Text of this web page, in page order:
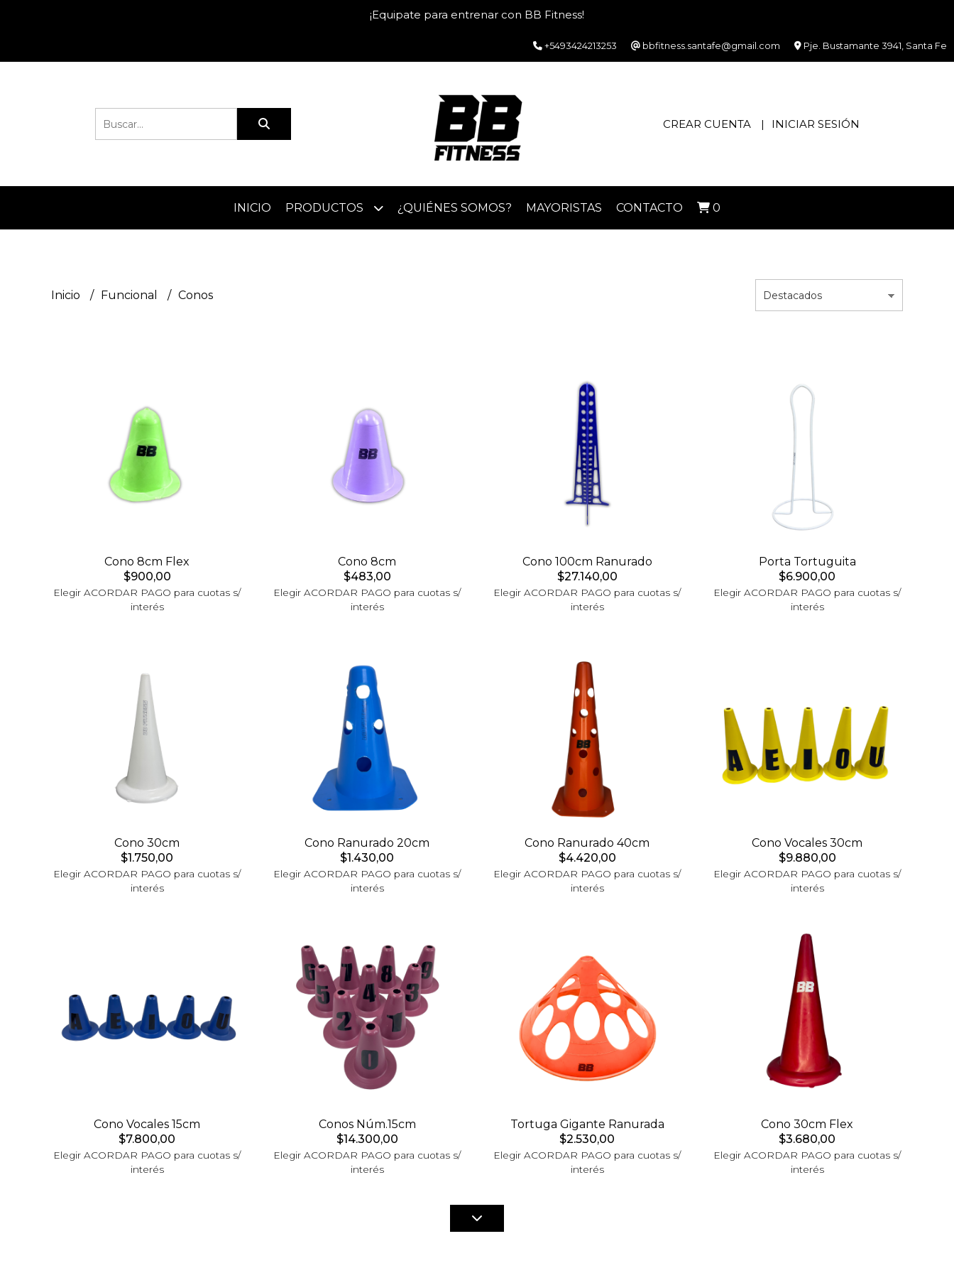
¡Equipate para entrenar con BB Fitness!
+5493424213253 bbfitness.santafe@gmail.com Pje. Bustamante 3941, Santa Fe
CREAR CUENTA INICIAR SESIÓN
INICIO PRODUCTOS ¿QUIÉNES SOMOS? MAYORISTAS CONTACTO 0
Inicio Funcional Conos
Cono 8cm Flex
$900,00
Elegir ACORDAR PAGO para cuotas s/
interés
Cono 8cm
$483,00
Elegir ACORDAR PAGO para cuotas s/
interés
Cono 100cm Ranurado
$27.140,00
Elegir ACORDAR PAGO para cuotas s/
interés
Porta Tortuguita
$6.900,00
Elegir ACORDAR PAGO para cuotas s/
interés
Cono 30cm
$1.750,00
Elegir ACORDAR PAGO para cuotas s/
interés
Cono Ranurado 20cm
$1.430,00
Elegir ACORDAR PAGO para cuotas s/
interés
Cono Ranurado 40cm
$4.420,00
Elegir ACORDAR PAGO para cuotas s/
interés
Cono Vocales 30cm
$9.880,00
Elegir ACORDAR PAGO para cuotas s/
interés
Cono Vocales 15cm
$7.800,00
Elegir ACORDAR PAGO para cuotas s/
interés
Conos Núm.15cm
$14.300,00
Elegir ACORDAR PAGO para cuotas s/
interés
Tortuga Gigante Ranurada
$2.530,00
Elegir ACORDAR PAGO para cuotas s/
interés
Cono 30cm Flex
$3.680,00
Elegir ACORDAR PAGO para cuotas s/
interés